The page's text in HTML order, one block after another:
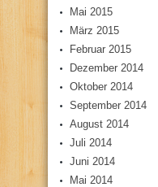
Mai 2015
März 2015
Februar 2015
Dezember 2014
Oktober 2014
September 2014
August 2014
Juli 2014
Juni 2014
Mai 2014